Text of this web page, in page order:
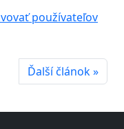
používateľov
Ďalší článok »